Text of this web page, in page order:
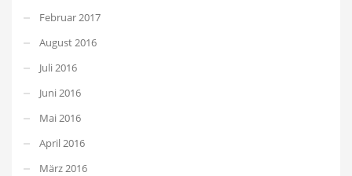
Februar 2017
August 2016
Juli 2016
Juni 2016
Mai 2016
April 2016
März 2016